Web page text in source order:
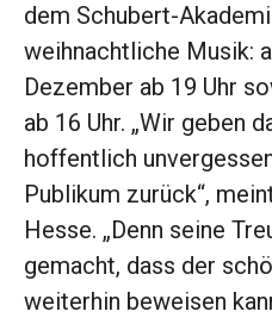
dem Schubert-
weihnachtliche Musik:
Dezember ab 19 Uhr
ab 16 Uhr. „Wir geben
hoffentlich
Publikum zurück“,
Hesse. „Denn seine
gemacht, dass der
weiterhin beweisen